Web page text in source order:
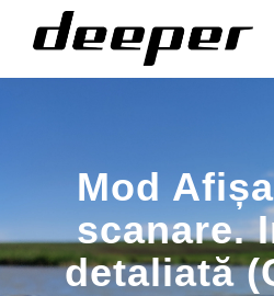
Mod
scanare.
detaliată